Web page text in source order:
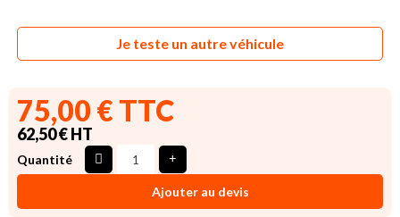
Je teste un autre véhicule
75,00 € TTC
62,50 € HT
Quantité
Ajouter au devis